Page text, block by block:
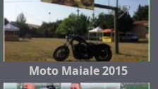
Moto Maiale 2015